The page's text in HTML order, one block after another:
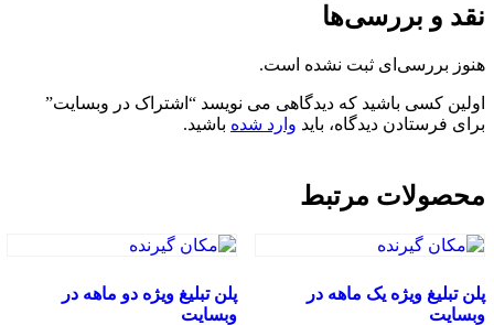
نقد و بررسی‌ها
هنوز بررسی‌ای ثبت نشده است.
اولین کسی باشید که دیدگاهی می نویسد “اشتراک در وبسایت”
برای فرستادن دیدگاه، باید وارد شده باشید.
محصولات مرتبط
پلن تبلیغ ویژه یک ماهه در
وبسایت
پلن تبلیغ ویژه دو ماهه در
وبسایت